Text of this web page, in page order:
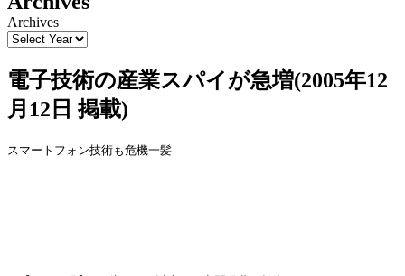
Archives
電子技術の産業スパイが急増(2005年12
月12日 掲載)
スマー トフォン技術も危機一髪